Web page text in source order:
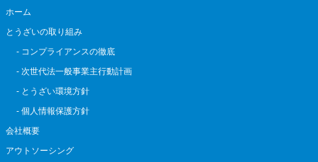
ホーム
とうざいの取り組み
- コンプライアンスの徹底
- 次世代法一般事業主行動計画
- とうざい環境方針
- 個人情報保護方針
会社概要
アウトソーシング